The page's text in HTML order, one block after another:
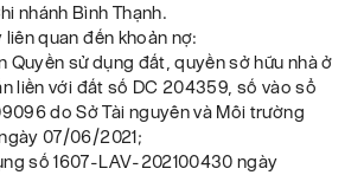
nhánh Bình Thạnh.
quan đến khoản nợ:
Quyền sử dụng đất, quyền sở hữu nhà ở
liền với đất số DC 204359, số vào sổ
do Sở Tài nguyên và Môi trường
07/06/2021;
số 1607-LAV-202100430 ngày